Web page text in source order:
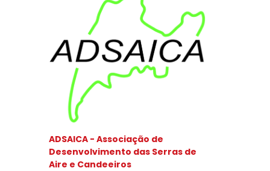
ADSAICA - Associação de
Desenvolvimento das Serras de
Aire e Candeeiros